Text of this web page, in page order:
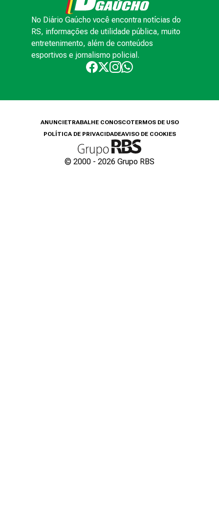
No Diário Gaúcho você encontra notícias do
RS, informações de utilidade pública, muito
entretenimento, além de conteúdos
esportivos e jornalismo policial.
ANUNCIETRABALHE CONOSCOTERMOS DE USO
POLÍTICA DE PRIVACIDADEAVISO DE COOKIES
© 2000 - 2026 Grupo RBS